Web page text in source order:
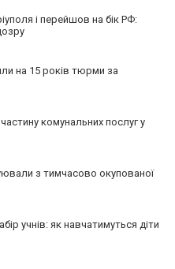
і перейшов на бік РФ:
на 15 років тюрми за
комунальних послуг у
з тимчасово окупованої
учнів: як навчатимуться діти